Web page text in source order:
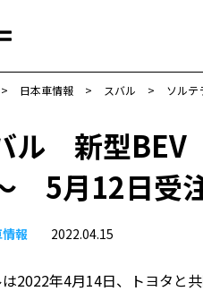
> 日本車情報​ > スバル > ソルテ
ル 新型BEV
5月12日受
情報​ 2022.04.15
2022年4月14日、トヨタと